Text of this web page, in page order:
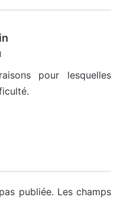
:
pour lesquelles
publiée. Les champs